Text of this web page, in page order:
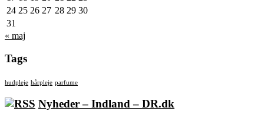
24 25 26 27 28 29 30
31
« maj
Tags
hudpleje hårpleje parfume
Nyheder – Indland – DR.dk